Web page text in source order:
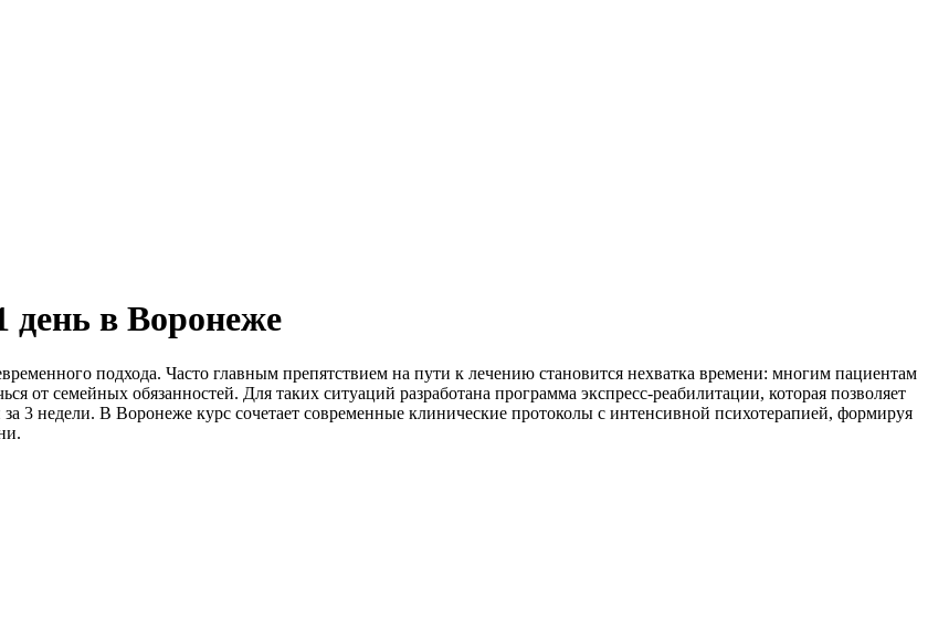
день в Воронеже
подхода. Часто главным препятствием на пути к лечению становится нехватка времени: многим пациентам
от семейных обязанностей. Для таких ситуаций разработана программа экспресс-реабилитации, которая позволяет
3 недели. В Воронеже курс сочетает современные клинические протоколы с интенсивной психотерапией, формируя